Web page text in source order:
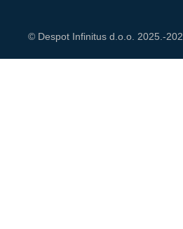
© Despot Infinitus d.o.o. 2025.-